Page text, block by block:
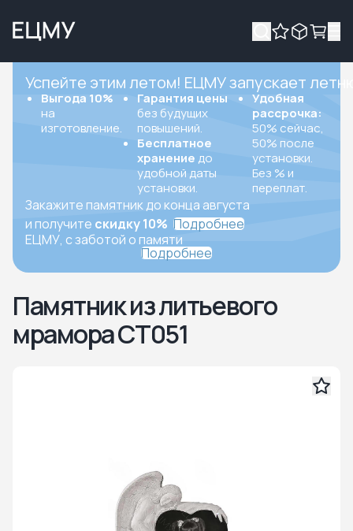
Успейте этим летом! ЕЦМУ запускает
Выгода 10%
на
изготовление.
Гарантия цены
без будущих
повышений.
Бесплатное
хранение до
удобной даты
установки.
Удобная
рассрочка:
50% сейчас,
50% после
установки.
Без % и
переплат.
Закажите памятник до конца августа
и получите скидку 10% Подробнее
ЕЦМУ, с заботой о памяти
Подробнее
Памятник из литьевого
мрамора СТ051